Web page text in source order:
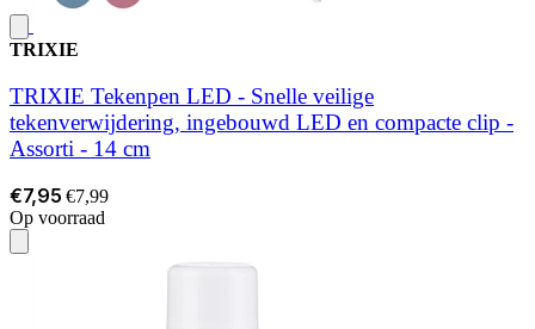
TRIXIE
TRIXIE Tekenpen LED - Snelle veilige
tekenverwijdering, ingebouwd LED en compacte clip -
Assorti - 14 cm
€7,95 €7,99
Op voorraad